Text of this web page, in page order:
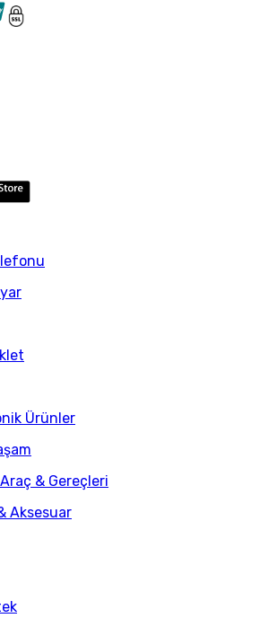
Ürünler
& Gereçleri
Aksesuar